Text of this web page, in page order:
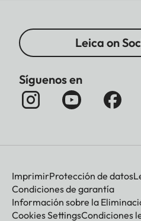
Leica on
Síguenos en
ImprimirProtección de datos
Condiciones de garantía
Información sobre la
Cookies SettingsCondiciones